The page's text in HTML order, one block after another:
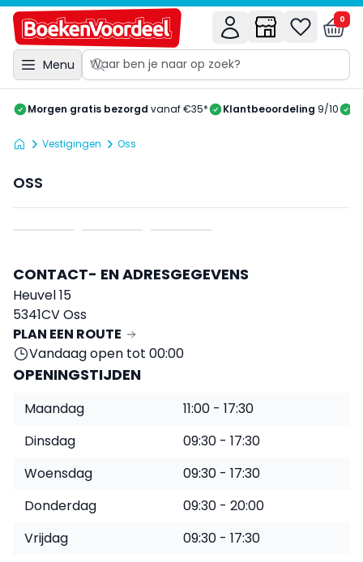
Menu
0
Morgen gratis bezorgd vanaf €35* Klantbeoordeling 9/10
Vestigingen Oss
OSS
CONTACT- EN ADRESGEGEVENS
Heuvel 15
5341CV Oss
PLAN EEN ROUTE
Vandaag open tot 00:00
OPENINGSTIJDEN
Maandag
11:00 - 17:30
Dinsdag
09:30 - 17:30
Woensdag
09:30 - 17:30
Donderdag
09:30 - 20:00
Vrijdag
09:30 - 17:30